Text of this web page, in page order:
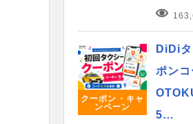
クーポン・キャ
ンペーン
DiDi
ポンコ
5…